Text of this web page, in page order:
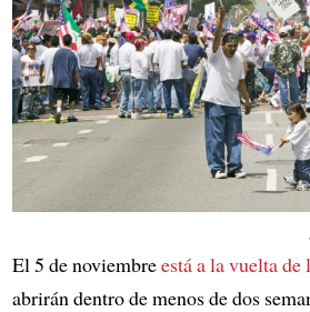
El 5 de noviembreestá a la vuelta de
abrirán dentro de menos de dos